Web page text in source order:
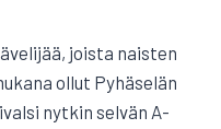
joista naisten
ollut Pyhäselän
nytkin selvän A-